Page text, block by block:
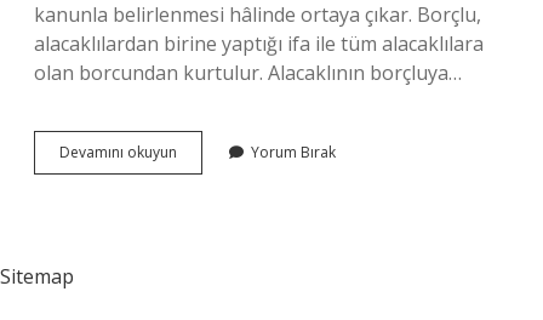
kanunla belirlenmesi hâlinde ortaya çıkar. Borçlu,
alacaklılardan birine yaptığı ifa ile tüm alacaklılara
olan borcundan kurtulur. Alacaklının borçluya…
Devamını okuyun
Ile
Yorum Bırak
Sitemap